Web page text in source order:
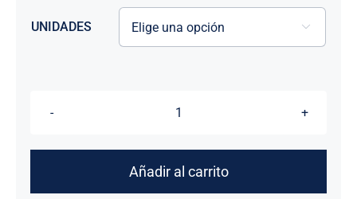
desde
8,00 €
hasta
UNIDADES 
OVNIS
Añadir al carrito